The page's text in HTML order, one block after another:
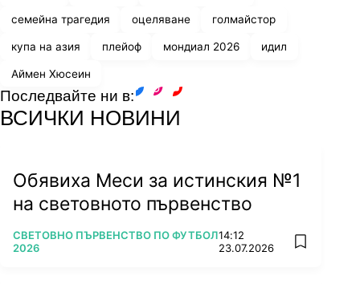
семейна трагедия оцеляване голмайстор
купа на азия плейоф мондиал 2026 идил
Аймен Хюсеин
Последвайте ни в:
ВСИЧКИ НОВИНИ
Обявиха Меси за истинския №1
на световното първенство
ПОВЕЧЕ ОТ
СВЕТОВНО ПЪРВЕНСТВО ПО ФУТБОЛ
2026
14:12
23.07.2026
add